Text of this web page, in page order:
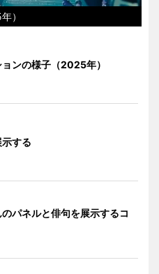
）
ンの様子（2025年）
する
パネルと俳句を展示するコ